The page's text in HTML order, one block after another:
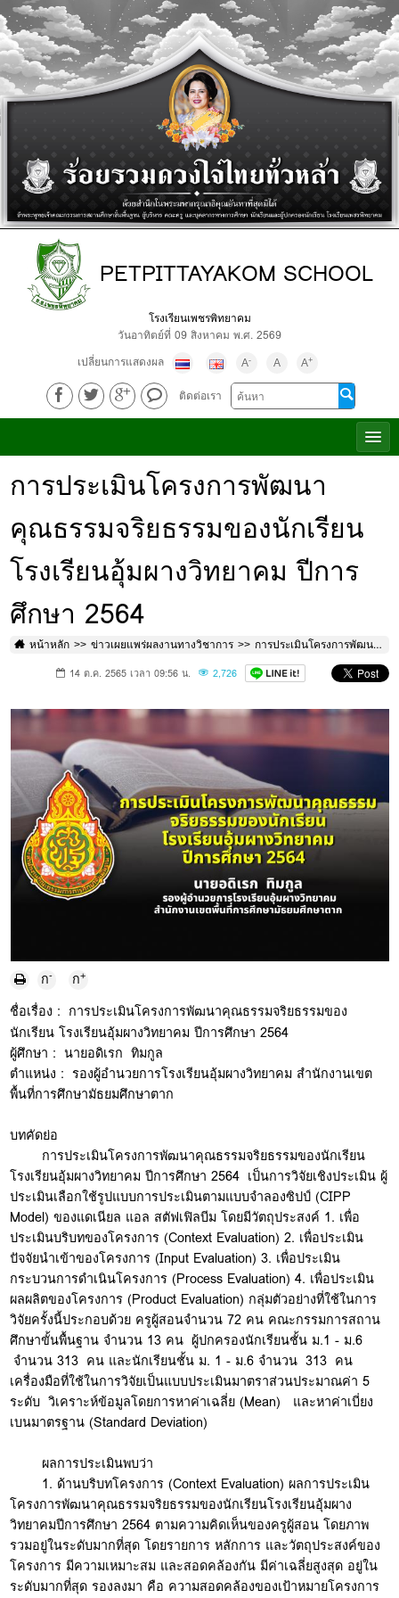
PETPITTAYAKOM SCHOOL
โรงเรียนเพชรพิทยาคม
วันอาทิตย์ที่ 09 สิงหาคม พ.ศ. 2569
เปลี่ยนการแสดงผล
A- A A+
ติดต่อเรา
การประเมินโครงการพัฒนา
คุณธรรมจริยธรรมของนักเรียน
โรงเรียนอุ้มผางวิทยาคม ปีการ
ศึกษา 2564
หน้าหลัก ข่าวเผยแพร่ผลงานทางวิชาการ การประเมินโครงการพัฒนาคุณธรรมจริยธรรมของนักเรียน โรงเรียนอุ้มผางวิทยาคม ปีการศึกษา 2564
14 ต.ค. 2565 เวลา 09:56 น. 2,726
ก- ก+
ชื่อเรื่อง : การประเมินโครงการพัฒนาคุณธรรมจริยธรรมของ
นักเรียน โรงเรียนอุ้มผางวิทยาคม ปีการศึกษา 2564
ผู้ศึกษา : นายอดิเรก ทิมกูล
ตำแหน่ง : รองผู้อำนวยการโรงเรียนอุ้มผางวิทยาคม สำนักงานเขต
พื้นที่การศึกษามัธยมศึกษาตาก
บทคัดย่อ
การประเมินโครงการพัฒนาคุณธรรมจริยธรรมของนักเรียน
โรงเรียนอุ้มผางวิทยาคม ปีการศึกษา 2564 เป็นการวิจัยเชิงประเมิน ผู้
ประเมินเลือกใช้รูปแบบการประเมินตามแบบจำลองซิปป์ (CIPP
Model) ของแดเนียล แอล สตัฟเฟิลบีม โดยมีวัตถุประสงค์ 1. เพื่อ
ประเมินบริบทของโครงการ (Context Evaluation) 2. เพื่อประเมิน
ปัจจัยนำเข้าของโครงการ (Input Evaluation) 3. เพื่อประเมิน
กระบวนการดำเนินโครงการ (Process Evaluation) 4. เพื่อประเมิน
ผลผลิตของโครงการ (Product Evaluation) กลุ่มตัวอย่างที่ใช้ในการ
วิจัยครั้งนี้ประกอบด้วย ครูผู้สอนจำนวน 72 คน คณะกรรมการสถาน
ศึกษาขั้นพื้นฐาน จำนวน 13 คน ผู้ปกครองนักเรียนชั้น ม.1 - ม.6
จำนวน 313 คน และนักเรียนชั้น ม. 1 - ม.6 จำนวน 313 คน
เครื่องมือที่ใช้ในการวิจัยเป็นแบบประเมินมาตราส่วนประมาณค่า 5
ระดับ วิเคราะห์ข้อมูลโดยการหาค่าเฉลี่ย (Mean) และหาค่าเบี่ยง
เบนมาตรฐาน (Standard Deviation)
ผลการประเมินพบว่า
1. ด้านบริบทโครงการ (Context Evaluation) ผลการประเมิน
โครงการพัฒนาคุณธรรมจริยธรรมของนักเรียนโรงเรียนอุ้มผาง
วิทยาคมปีการศึกษา 2564 ตามความคิดเห็นของครูผู้สอน โดยภาพ
รวมอยู่ในระดับมากที่สุด โดยรายการ หลักการ และวัตถุประสงค์ของ
โครงการ มีความเหมาะสม และสอดคล้องกัน มีค่าเฉลี่ยสูงสุด อยู่ใน
ระดับมากที่สุด รองลงมา คือ ความสอดคล้องของเป้าหมายโครงการ